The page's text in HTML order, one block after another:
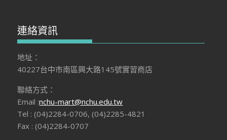
連絡資訊
地址：
40227台中市南區興大路145號實習商店
聯絡方式：
Email :nchu-mart@nchu.edu.tw
Tel : (04)2284-0706, (04)2285-4821
Fax : (04)2284-0707